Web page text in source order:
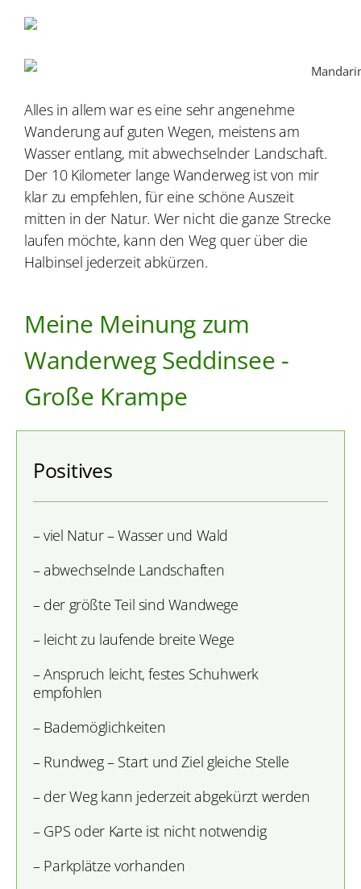
Alles in allem war es eine sehr angenehme
Wanderung auf guten Wegen, meistens am
Wasser entlang, mit abwechselnder Landschaft.
Der 10 Kilometer lange Wanderweg ist von mir
klar zu empfehlen, für eine schöne Auszeit
mitten in der Natur. Wer nicht die ganze Strecke
laufen möchte, kann den Weg quer über die
Halbinsel jederzeit abkürzen.
Meine Meinung zum
Wanderweg Seddinsee -
Große Krampe
Positives
– viel Natur – Wasser und Wald
– abwechselnde Landschaften
– der größte Teil sind Wandwege
– leicht zu laufende breite Wege
– Anspruch leicht, festes Schuhwerk
empfohlen
– Bademöglichkeiten
– Rundweg – Start und Ziel gleiche Stelle
– der Weg kann jederzeit abgekürzt werden
– GPS oder Karte ist nicht notwendig
– Parkplätze vorhanden